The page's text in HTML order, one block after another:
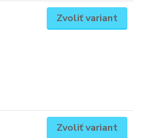
Zvoliť variant
Zvoliť variant